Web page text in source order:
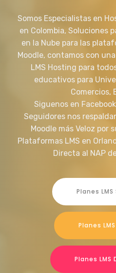
Somos Especialistas en
en Colombia, Soluciones
en la Nube para las
Moodle, contamos con
LMS Hosting para
educativos para
Comercios,
Siguenos en
Seguidores nos
Moodle más Veloz por
Plataformas LMS en
Directa al NAP
Planes
Planes
Planes LMS